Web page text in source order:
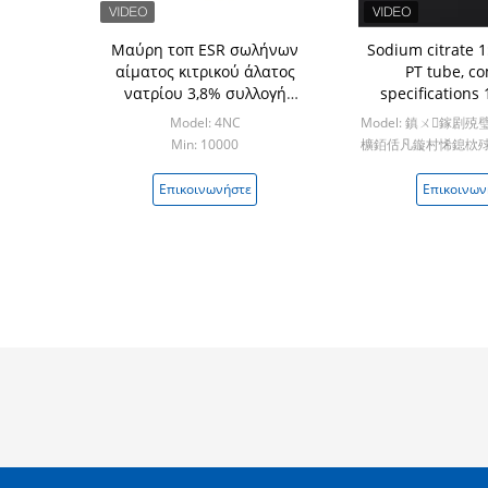
Μαύρη τοπ ESR σωλήνων
αίματος κιτρικού άλατος
νατρίου 3,8% συλλογή
εξετάσεων αίματος
εργαστηριακής έρευνας
Model: 4NC
Min: 10000
Επικοινωνήστε
Sodium citrate
PT tube,
specifications
2.7ml, used for
Model: 鎮ㄨ鎵剧殑
櫎銆佸凡鏇村悕鎴栨